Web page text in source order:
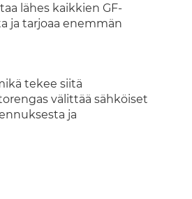
lähes kaikkien GF-
ja tarjoaa enemmän
tekee siitä
välittää sähköiset
ja